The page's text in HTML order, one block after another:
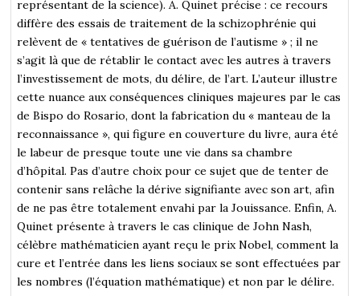
représentant de la science). A. Quinet précise : ce recours
diffère des essais de traitement de la schizophrénie qui
relèvent de « tentatives de guérison de l’autisme » ; il ne
s’agit là que de rétablir le contact avec les autres à travers
l’investissement de mots, du délire, de l’art. L’auteur illustre
cette nuance aux conséquences cliniques majeures par le cas
de Bispo do Rosario, dont la fabrication du « manteau de la
reconnaissance », qui figure en couverture du livre, aura été
le labeur de presque toute une vie dans sa chambre
d’hôpital. Pas d’autre choix pour ce sujet que de tenter de
contenir sans relâche la dérive signifiante avec son art, afin
de ne pas être totalement envahi par la Jouissance. Enfin, A.
Quinet présente à travers le cas clinique de John Nash,
célèbre mathématicien ayant reçu le prix Nobel, comment la
cure et l’entrée dans les liens sociaux se sont effectuées par
les nombres (l’équation mathématique) et non par le délire.